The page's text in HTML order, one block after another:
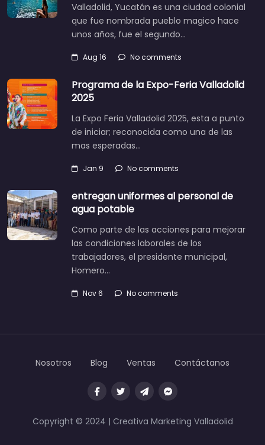
Valladolid, Yucatán es una ciudad colonial
que fue nombrada pueblo magico hace
unos años, fue el segundo…
Aug 16 No comments
Programa de la Expo-Feria Valladolid
2025
La Expo Feria Valladolid 2025, esta a punto
de iniciar; reconocida como una de las
mas esperadas…
Jan 9 No comments
entregan uniformes al personal de
agua potable
Como parte de las acciones para mejorar
las condiciones laborales de los
trabajadores, el presidente municipal,
Homero…
Nov 6 No comments
Copyright © 2024 | Creativa Marketing Valladolid
Nosotros Blog Ventas Contáctanos